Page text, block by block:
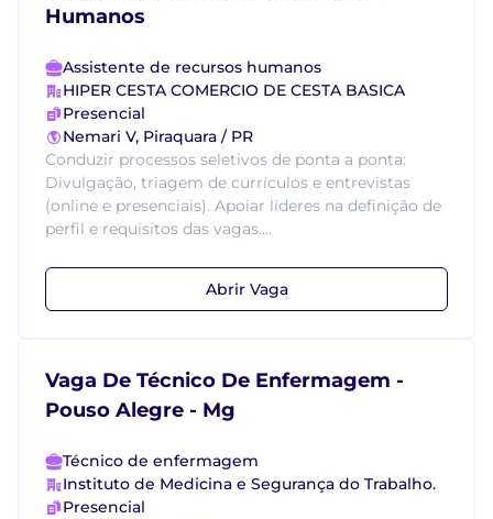
Humanos
Assistente de recursos humanos
HIPER CESTA COMERCIO DE CESTA BASICA
Presencial
Nemari V, Piraquara / PR
Conduzir processos seletivos de ponta a ponta:
Divulgação, triagem de currículos e entrevistas
(online e presenciais). Apoiar líderes na definição de
perfil e requisitos das vagas....
Abrir Vaga
Vaga De Técnico De Enfermagem -
Pouso Alegre - Mg
Técnico de enfermagem
Instituto de Medicina e Segurança do Trabalho.
Presencial